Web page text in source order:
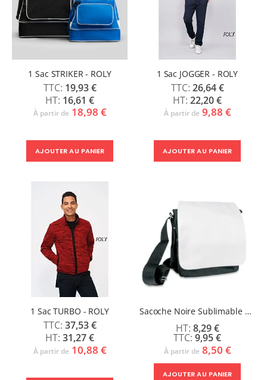
1 Sac STRIKER - ROLY
19,93 €
16,61 €
À partir de 18,98 €
AJOUTER AU PANIER
1 Sac JOGGER - ROLY
26,64 €
22,20 €
À partir de 9,88 €
AJOUTER AU PANIER
1 Sac TURBO - ROLY
37,53 €
31,27 €
À partir de 10,88 €
Sacoche Noire Sublimable Homme
9,95 €
8,29 €
À partir de 8,50 €
AJOUTER AU PANIER